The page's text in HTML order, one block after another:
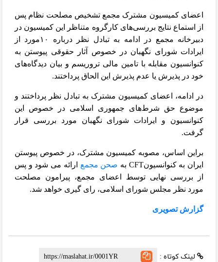
اعضای کمیسیون مشترک مجمع تشخیص مصلحت نظام پس
از استماع نتایج بررسی‌های کارگروه متناظر این کمیسیون در
دبیرخانه مجمع در ادامه به تبادل نظر درباره ۱۰مورد از
ایرادات شورای نگهبان در خصوص آثار حقوقی پیوستن به
کنوانسیون‌ مقابله با تامین مالی تروریسم و بیان دیدگاه‌های
خود در پذیرش یا عدم پذیرش این الحاق پرداختند.
در ادامه، اعضای کمیسیون مشترک به تبادل نظر پرداختند و
موضوع حق شرط‌های جمهوری اسلامی در خصوص این
کنوانسیون و ایرادات شورای نگهبان مورد بررسی قرار
گرفت.
براین اساس، مصوبه کمیسیون مشترک، در خصوص پیوستن
ایران به کنوانسیونCFT به صحن مجمع ارائه می شود و پس
از بررسی نهایی توسط اعضای مجمع، پیرامون مصلحت
مورد نظر مجلس شورای اسلامی، رای گیری خواهد شد.
گزارش تصویری
لینک کوتاه :